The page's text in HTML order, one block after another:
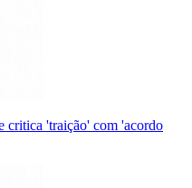
critica 'traição' com 'acordo